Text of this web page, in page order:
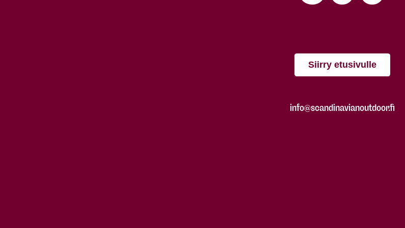
Siirry etusivulle
info@scandinavianoutdoor.fi